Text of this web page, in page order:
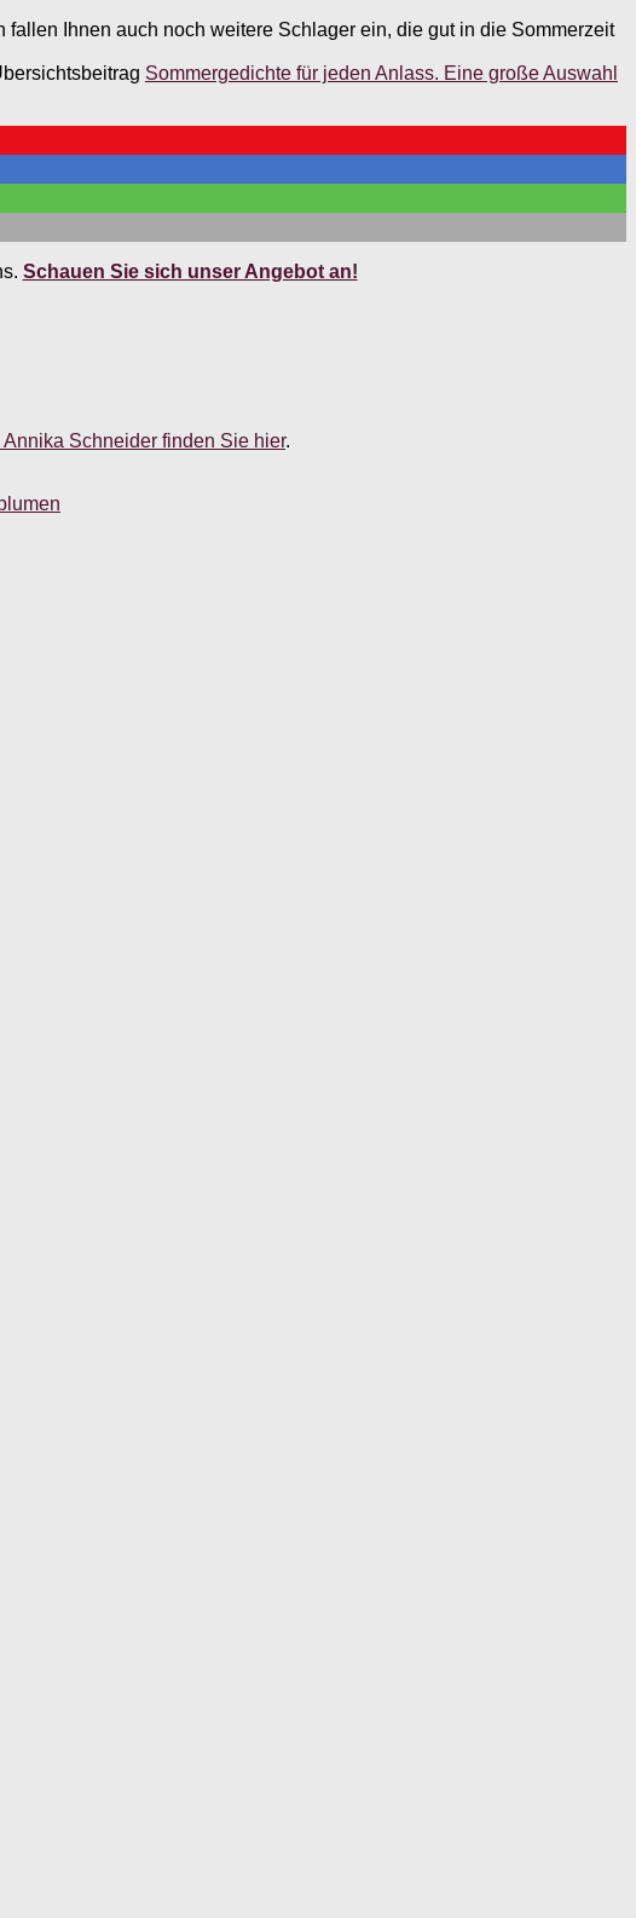
Ihnen auch noch weitere Schlager ein, die gut in die Sommerzeit
Sommergedichte für jeden Anlass. Eine große Auswahl
Schauen Sie sich unser Angebot an!
Annika Schneider finden Sie hier.